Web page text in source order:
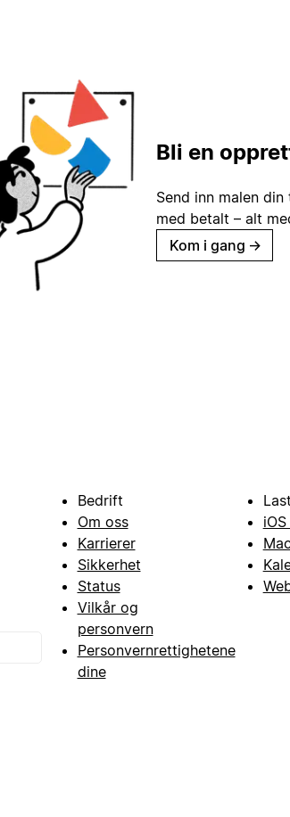
Bli en
Send inn malen
med betalt – alt
Kom i gang →
Bedrift
Om oss
Karrierer
Sikkerhet
Status
Vilkår og
personvern
Personvernrettighetene
dine